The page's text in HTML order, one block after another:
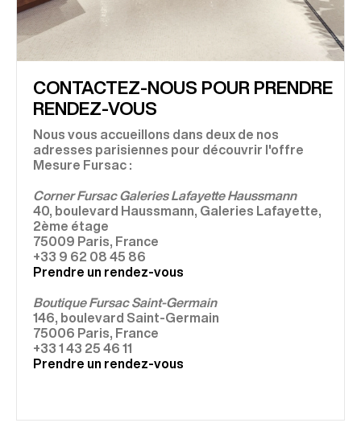
CONTACTEZ-NOUS POUR PRENDRE
RENDEZ-VOUS
Nous vous accueillons dans deux de nos
adresses parisiennes pour découvrir l'offre
Mesure Fursac :
Corner Fursac Galeries Lafayette Haussmann
40, boulevard Haussmann, Galeries Lafayette,
2ème étage
75009 Paris, France
+33 9 62 08 45 86
Prendre un rendez-vous
Boutique Fursac Saint-Germain
146, boulevard Saint-Germain
75006 Paris, France
+33 1 43 25 46 11
Prendre un rendez-vous